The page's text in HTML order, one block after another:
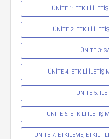
ÜNİTE 1: ETKİLİ
ÜNİTE 2: ETKİLİ
ÜNİTE 3:
ÜNİTE 4: ETKİLİ
ÜNİTE 5:
ÜNİTE 6: ETKİLİ
ÜNİTE 7: ETKİLEME, ETKİLİ